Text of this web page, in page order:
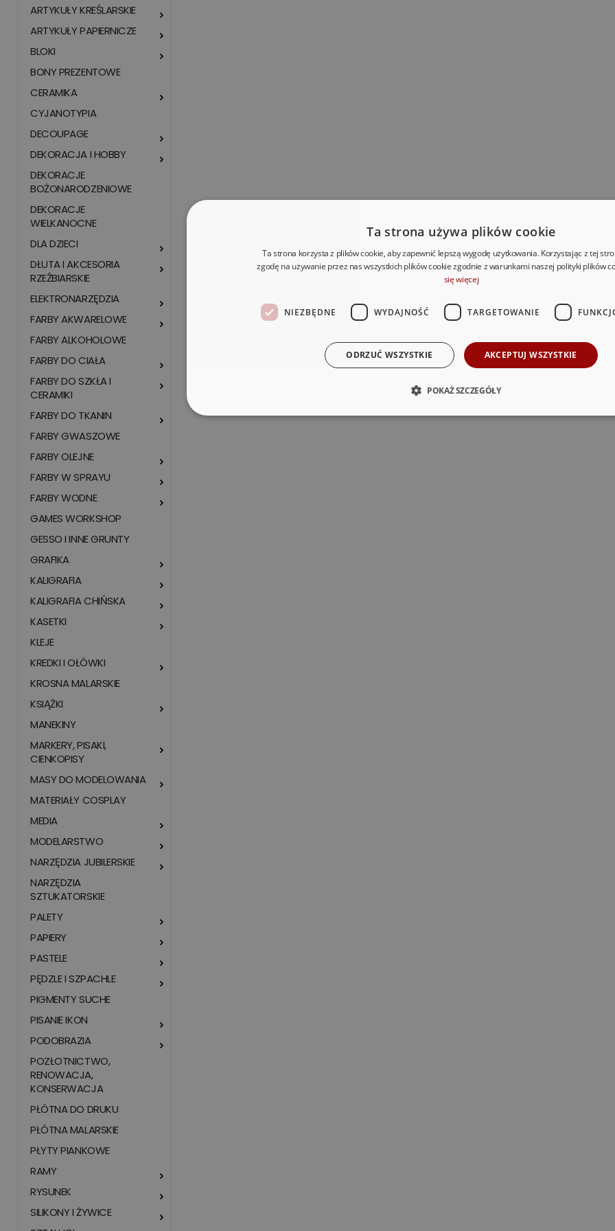
ARTYKUŁY KREŚLARSKIE
ARTYKUŁY PAPIERNICZE
BLOKI
BONY PREZENTOWE
CERAMIKA
CYJANOTYPIA
DECOUPAGE
DEKORACJA I HOBBY
DEKORACJE
BOŻONARODZENIOWE
DEKORACJE
WIELKANOCNE
DLA DZIECI
DŁUTA I AKCESORIA
RZEŹBIARSKIE
ELEKTRONARZĘDZIA
FARBY AKWARELOWE
FARBY ALKOHOLOWE
FARBY DO CIAŁA
FARBY DO SZKŁA I
CERAMIKI
FARBY DO TKANIN
FARBY GWASZOWE
FARBY OLEJNE
FARBY W SPRAYU
FARBY WODNE
GAMES WORKSHOP
GESSO I INNE GRUNTY
GRAFIKA
KALIGRAFIA
KALIGRAFIA CHIŃSKA
KASETKI
KLEJE
KREDKI I OŁÓWKI
KROSNA MALARSKIE
KSIĄŻKI
MANEKINY
MARKERY, PISAKI,
CIENKOPISY
MASY DO MODELOWANIA
MATERIAŁY COSPLAY
MEDIA
MODELARSTWO
NARZĘDZIA JUBILERSKIE
NARZĘDZIA
SZTUKATORSKIE
PALETY
PAPIERY
PASTELE
PĘDZLE I SZPACHLE
PIGMENTY SUCHE
PISANIE IKON
PODOBRAZIA
POZŁOTNICTWO,
RENOWACJA,
KONSERWACJA
PŁÓTNA DO DRUKU
PŁÓTNA MALARSKIE
PŁYTY PIANKOWE
RAMY
RYSUNEK
SILIKONY I ŻYWICE
Ta strona używa plików cookie
Ta strona korzysta z plików cookie, aby zapewnić lepszą wygodę użytkowania. Korzystając z tej
zgodę na używanie przez nas wszystkich plików cookie zgodnie z warunkami naszej polityki plików
się więcej
NIEZBĘDNE WYDAJNOŚĆ TARGETOWANIE
AKCEPTUJ WSZYSTKIE
ODRZUĆ WSZYSTKIE
POKAŻ SZCZEGÓŁY